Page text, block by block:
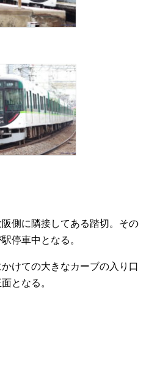
側に隣接してある踏切。その
停車中となる。
けての大きなカーブの入り口
となる。